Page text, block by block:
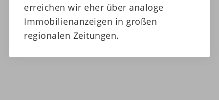
erreichen wir eher über analoge
Immobilienanzeigen in großen
regionalen Zeitungen.